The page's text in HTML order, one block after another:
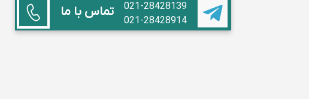
تماس با ما
021-28428139
021-28428914